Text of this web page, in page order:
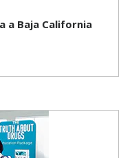
a Baja California